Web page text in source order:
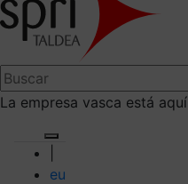
La empresa vasca está aquí
eu